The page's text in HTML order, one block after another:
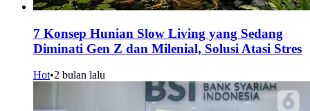
7 Konsep Hunian Slow Living yang Sedang
Diminati Gen Z dan Milenial, Solusi Atasi Stres
Hot•2 bulan lalu